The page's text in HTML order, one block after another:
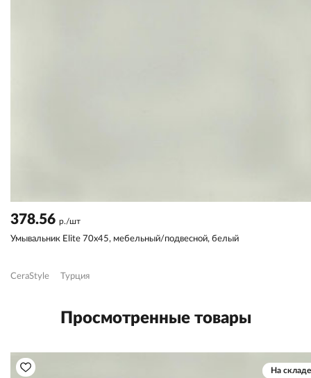
378.56 р./шт
Умывальник Elite 70х45, мебельный/подвесной, белый
CeraStyle Турция
Просмотренные товары
На складе